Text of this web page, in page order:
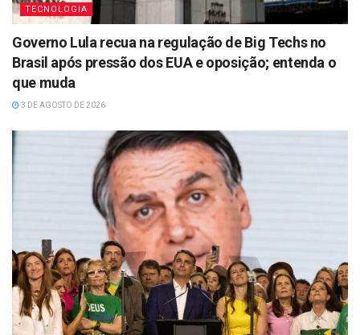
TECNOLOGIA
Governo Lula recua na regulação de Big Techs no
Brasil após pressão dos EUA e oposição; entenda o
que muda
3 DE AGOSTO DE 2026